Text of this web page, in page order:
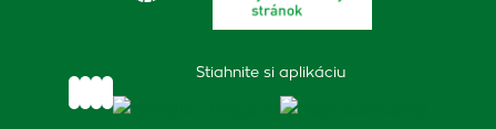
Stiahnite si aplikáciu